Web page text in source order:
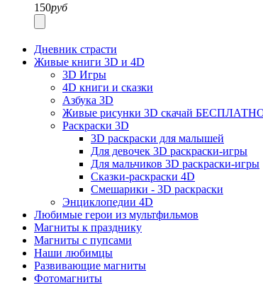
150руб
Дневник страсти
Живые книги 3D и 4D
3D Игры
4D книги и сказки
Азбука 3D
Живые рисунки 3D скачай
Раскраски 3D
3D раскраски для малышей
Для девочек 3D раскраски-игры
Для мальчиков 3D раскраски-игры
Сказки-раскраски 4D
Смешарики - 3D раскраски
Энциклопедии 4D
Любимые герои из мультфильмов
Магниты к празднику
Магниты с пупсами
Наши любимцы
Развивающие магниты
Фотомагниты